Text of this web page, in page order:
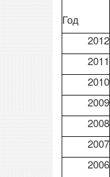
Год
2012
2011
2010
2009
2008
2007
2006